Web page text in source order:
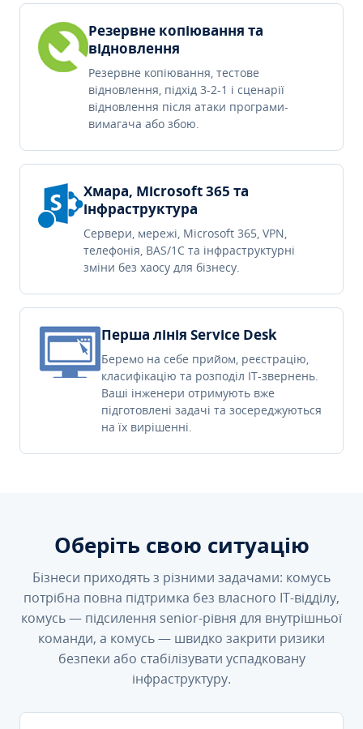
Резервне копіювання та
відновлення
Резервне копіювання, тестове
відновлення, підхід 3-2-1 і сценарії
відновлення після атаки програми-
вимагача або збою.
Хмара, Microsoft 365 та
інфраструктура
Сервери, мережі, Microsoft 365, VPN,
телефонія, BAS/1C та інфраструктурні
зміни без хаосу для бізнесу.
Перша лінія Service Desk
Беремо на себе прийом, реєстрацію,
класифікацію та розподіл IT-звернень.
Ваші інженери отримують вже
підготовлені задачі та зосереджуються
на їх вирішенні.
Оберіть свою ситуацію
Бізнеси приходять з різними задачами: комусь
потрібна повна підтримка без власного IT-відділу,
комусь — підсилення senior-рівня для внутрішньої
команди, а комусь — швидко закрити ризики
безпеки або стабілізувати успадковану
інфраструктуру.